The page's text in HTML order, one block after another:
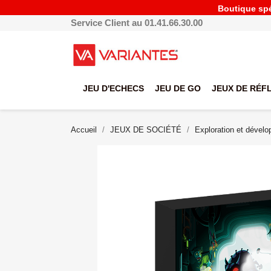
Boutique
Service Client au 01.41.66.30.00
JEU D'ECHECS JEU DE GO JEUX DE
Accueil JEUX DE SOCIÉTÉ Exploration et